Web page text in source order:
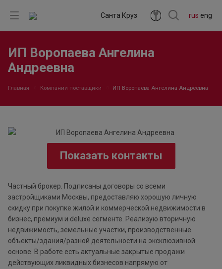
rus eng
Санта Круз
ИП Воропаева Ангелина
Андреевна
Главная Компании поставщики ИП Воропаева Ангелина Андреевна
Показать контакты
Частный брокер. Подписаны договоры со всеми
застройщиками Москвы, предоставляю хорошую личную
скидку при покупке жилой и коммерческой недвижимости в
бизнес, премиум и deluxe сегменте. Реализую вторичную
недвижимость, земельные участки, производственные
объекты/здания/разной деятельности на эксклюзивной
основе. В работе есть актуальные закрытые продажи
действующих ликвидных бизнесов напрямую от